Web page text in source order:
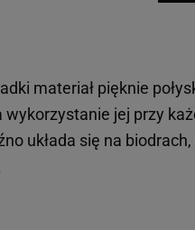
materiał pięknie
wykorzystanie jej przy
układa się na